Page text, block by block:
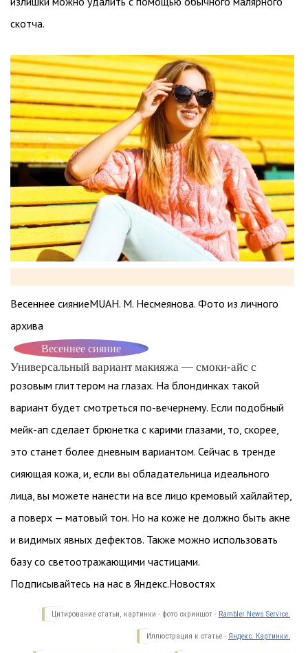
скотча.
Весеннее сияниеMUAH. М. Несмеянова. Фото из личного
архива
Весеннее сияние
Универсальный вариант макияжа — смоки-айс с
розовым глиттером на глазах. На блондинках такой
вариант будет смотреться по-вечернему. Если подобный
мейк-ап сделает брюнетка с карими глазами, то, скорее,
это станет более дневным вариантом. Сейчас в тренде
сияющая кожа, и, если вы обладательница идеального
лица, вы можете нанести на все лицо кремовый хайлайтер,
а поверх — матовый тон. Но на коже не должно быть акне
и видимых явных дефектов. Также можно использовать
базу со светоотражающими частицами.
Подписывайтесь на нас в Яндекс.Новостях
Цитирование статьи, картинки - фото скриншот - Rambler News Service.
Иллюстрация к статье - Яндекс. Картинки.